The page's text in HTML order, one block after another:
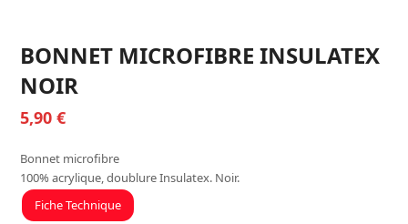
BONNET MICROFIBRE INSULATEX
NOIR
5,90€
Bonnet microfibre
100% acrylique, doublure Insulatex. Noir.
Fiche Technique